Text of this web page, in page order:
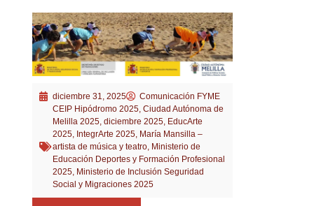
diciembre 31, 2025
Comunicación FYME
CEIP Hipódromo 2025, Ciudad Autónoma de
Melilla 2025, diciembre 2025, EducArte
2025, IntegrArte 2025, María Mansilla –
artista de música y teatro, Ministerio de
Educación Deportes y Formación Profesional
2025, Ministerio de Inclusión Seguridad
Social y Migraciones 2025